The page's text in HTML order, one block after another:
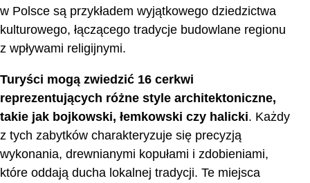
w Polsce są przykładem wyjątkowego dziedzictwa
kulturowego, łączącego tradycje budowlane regionu
z wpływami religijnymi.
Turyści mogą zwiedzić 16 cerkwi
reprezentujących różne style architektoniczne,
takie jak bojkowski, łemkowski czy halicki. Każdy
z tych zabytków charakteryzuje się precyzją
wykonania, drewnianymi kopułami i zdobieniami,
które oddają ducha lokalnej tradycji. Te miejsca